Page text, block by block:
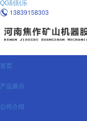
QG刮刮乐
 13839158303
首页
产品展示
公司介绍